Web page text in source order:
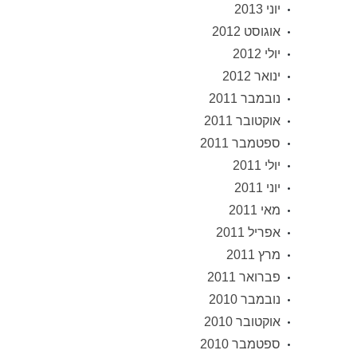
יוני 2013
אוגוסט 2012
יולי 2012
ינואר 2012
נובמבר 2011
אוקטובר 2011
ספטמבר 2011
יולי 2011
יוני 2011
מאי 2011
אפריל 2011
מרץ 2011
פברואר 2011
נובמבר 2010
אוקטובר 2010
ספטמבר 2010